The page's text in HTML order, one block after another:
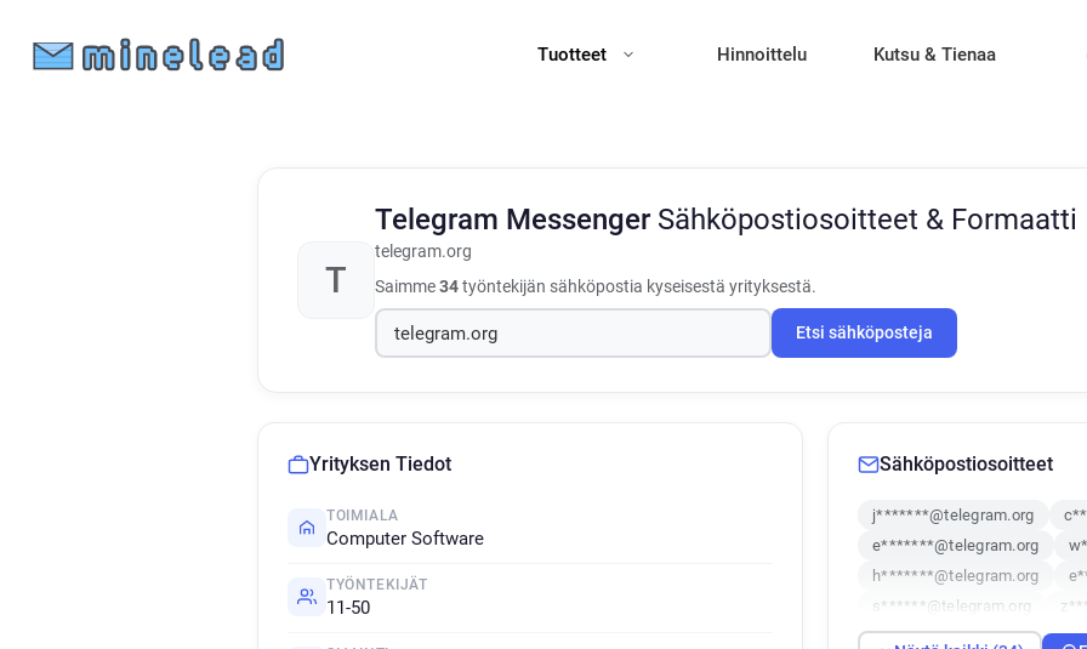
Tuotteet Hinnoittelu Kutsu & Tienaa
T
Telegram Messenger Sähköpostiosoitteet & Formaatti
telegram.org
Saimme34työntekijän sähköpostia kyseisestä yrityksestä.
Etsi sähköposteja
Yrityksen Tiedot
TOIMIALA
Computer Software
TYÖNTEKIJÄT
11-50
Sähköpostiosoitteet
j*******@telegram.org
e*******@telegram.org
h*******@telegram.org
s******@telegram.org
j**********@telegram.org